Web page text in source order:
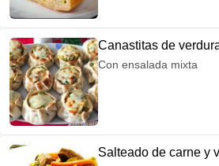
Canastitas de
Con ensalada mixta
Salteado de carne y